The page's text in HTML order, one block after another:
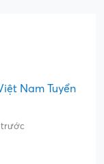
Nam Tuyển
trước